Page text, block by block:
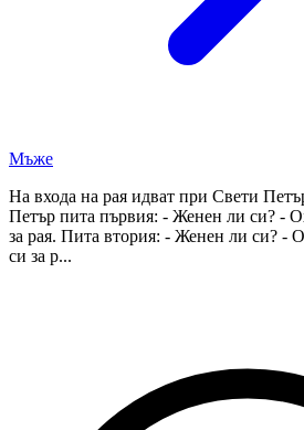
Мъже
На входа на рая идват при Свети
Петър пита първия: - Женен ли си? -
за рая. Пита втория: - Женен ли си? -
си за р...